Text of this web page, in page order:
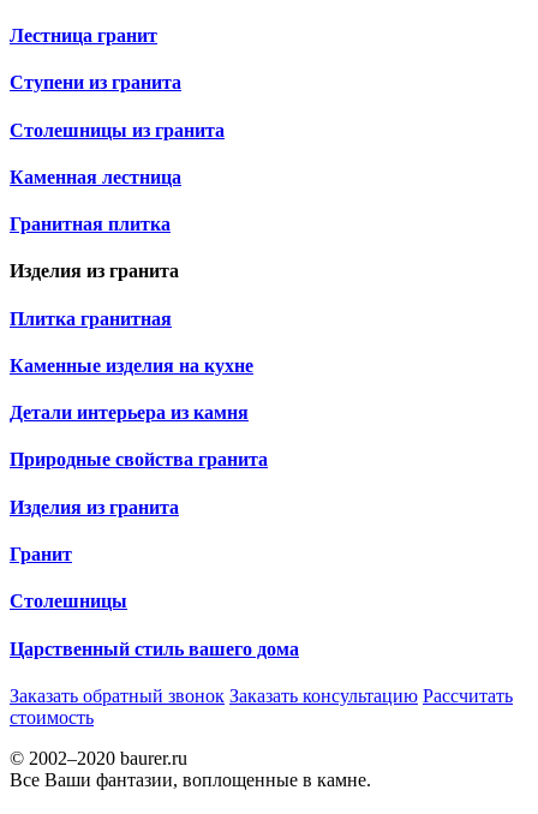
Лестница гранит
Cтупени из гранита
Cтолешницы из гранита
Каменная лестница
Гранитная плитка
Изделия из гранита
Плитка гранитная
Каменные изделия на кухне
Детали интерьера из камня
Природные свойства гранита
Изделия из гранита
Гранит
Столешницы
Царственный стиль вашего дома
Заказать обратный звонок Заказать консультацию Рассчитать
стоимость
© 2002–2020 baurer.ru
Все Ваши фантазии, воплощенные в камне.